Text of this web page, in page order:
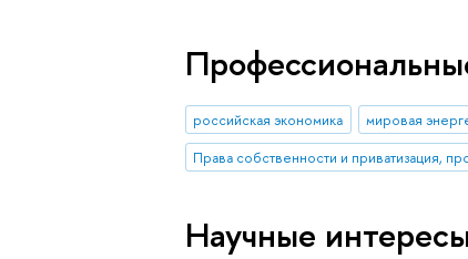
российская экономика мировая
Права собственности и приватизация,
Научные